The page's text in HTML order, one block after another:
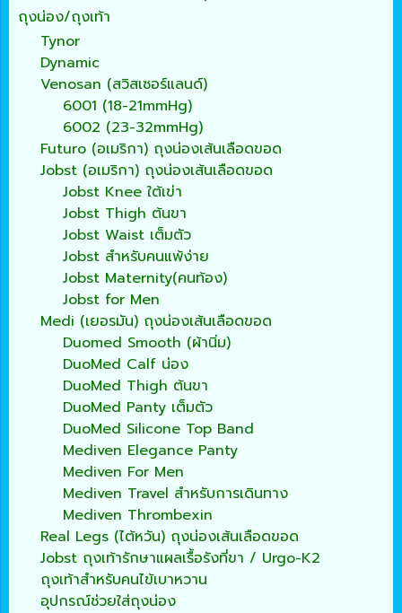
ถุงน่อง/ถุงเท้า
Tynor
Dynamic
Venosan (สวิสเซอร์แลนด์)
6001 (18-21mmHg)
6002 (23-32mmHg)
Futuro (อเมริกา) ถุงน่องเส้นเลือดขอด
Jobst (อเมริกา) ถุงน่องเส้นเลือดขอด
Jobst Knee ใต้เข่า
Jobst Thigh ต้นขา
Jobst Waist เต็มตัว
Jobst สำหรับคนแพ้ง่าย
Jobst Maternity(คนท้อง)
Jobst for Men
Medi (เยอรมัน) ถุงน่องเส้นเลือดขอด
Duomed Smooth (ผ้านิ่ม)
DuoMed Calf น่อง
DuoMed Thigh ต้นขา
DuoMed Panty เต็มตัว
DuoMed Silicone Top Band
Mediven Elegance Panty
Mediven For Men
Mediven Travel สำหรับการเดินทาง
Mediven Thrombexin
Real Legs (ไต้หวัน) ถุงน่องเส้นเลือดขอด
Jobst ถุงเท้ารักษาแผลเรื้อรังที่ขา / Urgo-K2
ถุงเท้าสำหรับคนไข้เบาหวาน
อุปกรณ์ช่วยใส่ถุงน่อง